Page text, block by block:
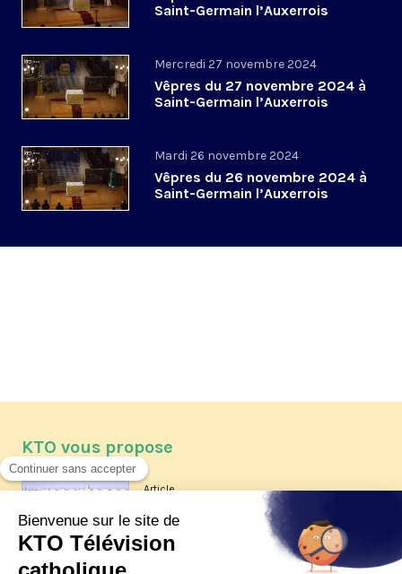
Saint-Germain l’Auxerrois
Mercredi 27 novembre 2024
Vêpres du 27 novembre 2024 à
Saint-Germain l’Auxerrois
Mardi 26 novembre 2024
Vêpres du 26 novembre 2024 à
Saint-Germain l’Auxerrois
KTO vous propose
Article
Les reportages d'été 2026 de KTO